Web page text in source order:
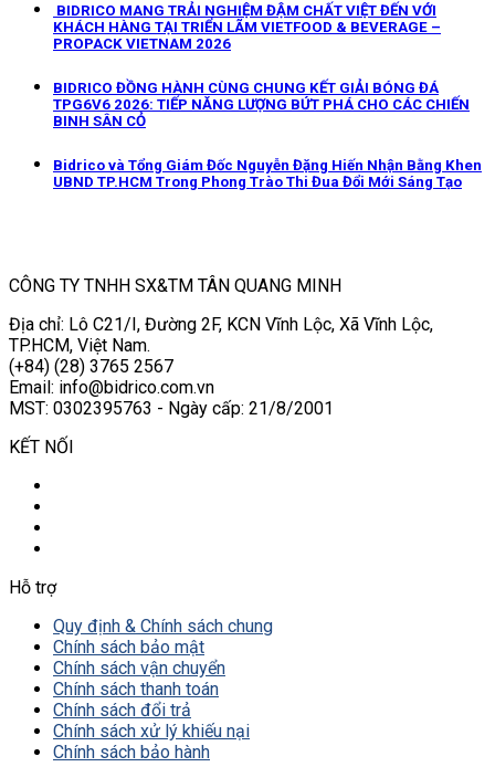
BIDRICO MANG TRẢI NGHIỆM ĐẬM CHẤT VIỆT ĐẾN VỚI
KHÁCH HÀNG TẠI TRIỂN LÃM VIETFOOD & BEVERAGE –
PROPACK VIETNAM 2026
BIDRICO ĐỒNG HÀNH CÙNG CHUNG KẾT GIẢI BÓNG ĐÁ
TPG6V6 2026: TIẾP NĂNG LƯỢNG BỨT PHÁ CHO CÁC CHIẾN
BINH SÂN CỎ
Bidrico và Tổng Giám Đốc Nguyễn Đặng Hiến Nhận Bằng Khen
UBND TP.HCM Trong Phong Trào Thi Đua Đổi Mới Sáng Tạo
CÔNG TY TNHH SX&TM TÂN QUANG MINH
Địa chỉ: Lô C21/I, Đường 2F, KCN Vĩnh Lộc, Xã Vĩnh Lộc,
TP.HCM, Việt Nam.
(+84) (28) 3765 2567
Email: info@bidrico.com.vn
MST: 0302395763 - Ngày cấp: 21/8/2001
KẾT NỐI
Hỗ trợ
Quy định & Chính sách chung
Chính sách bảo mật
Chính sách vận chuyển
Chính sách thanh toán
Chính sách đổi trả
Chính sách xử lý khiếu nại
Chính sách bảo hành